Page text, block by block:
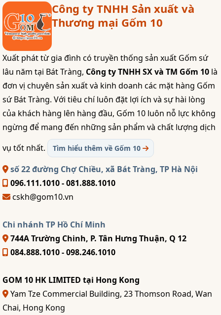
Công ty TNHH Sản xuất và
Thương mại Gốm 10
Xuất phát từ gia đình có truyền thống sản xuất Gốm sứ
lâu năm tại Bát Tràng, Công ty TNHH SX và TM Gốm 10 là
đơn vị chuyên sản xuất và kinh doanh các mặt hàng Gốm
sứ Bát Tràng. Với tiêu chí luôn đặt lợi ích và sự hài lòng
của khách hàng lên hàng đầu, Gốm 10 luôn nỗ lực không
ngừng để mang đến những sản phẩm và chất lượng dịch
vụ tốt nhất.
Tìm hiểu thêm về Gốm 10
số 22 đường Chợ Chiều, xã Bát Tràng, TP Hà Nội
096.111.1010 - 081.888.1010
cskh@gom10.vn
Chi nhánh TP Hồ Chí Minh
744A Trường Chinh, P. Tân Hưng Thuận, Q 12
084.888.1010 - 098.246.1010
GOM 10 HK LIMITED tại Hong Kong
Yam Tze Commercial Building, 23 Thomson Road, Wan
Chai, Hong Kong